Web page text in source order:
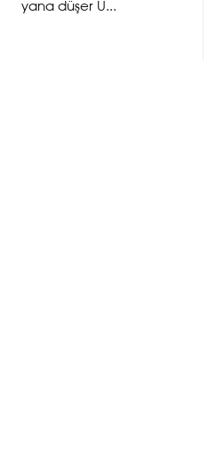
yana düşer U...